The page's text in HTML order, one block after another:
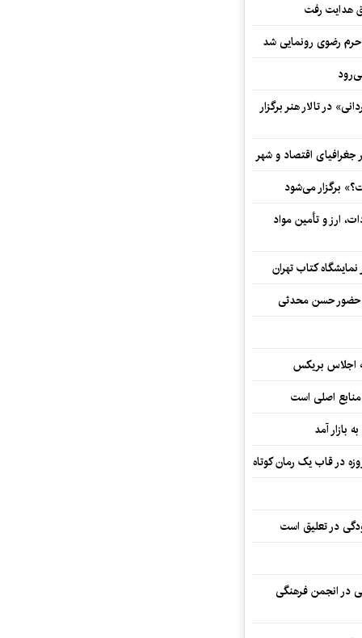
هدایت رفت
حرم رضوی رونمایی شد
در تالار هنر برگزار
اقتصاد و شهر
برگزار می‌شود
ارز و تأمین مواد
کتاب تهران
حضور حسن محدثی
اجلاس بریکس
منابع اصلی است
بازار آمد
در تعلیق است
در انجمن فرهنگی